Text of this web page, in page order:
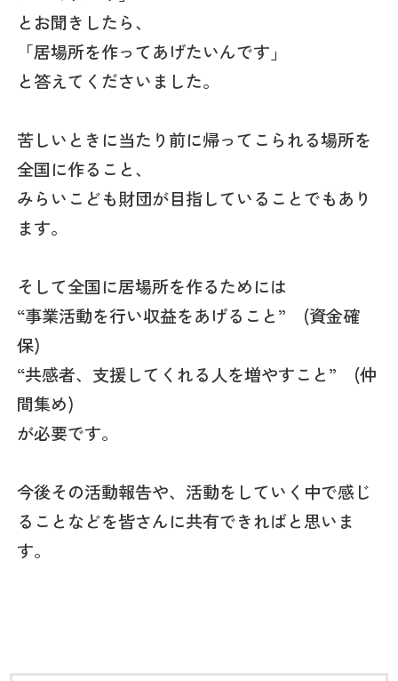
とお聞きしたら、
「居場所を作ってあげたいんです」
と答えてくださいました。
苦しいときに当たり前に帰ってこられる場所を
全国に作ること、
みらいこども財団が目指していることでもあり
ます。
そして全国に居場所を作るためには
“事業活動を行い収益をあげること” (資金確
保)
“共感者、支援してくれる人を増やすこと” (仲
間集め)
が必要です。
今後その活動報告や、活動をしていく中で感じ
ることなどを皆さんに共有できればと思いま
す。